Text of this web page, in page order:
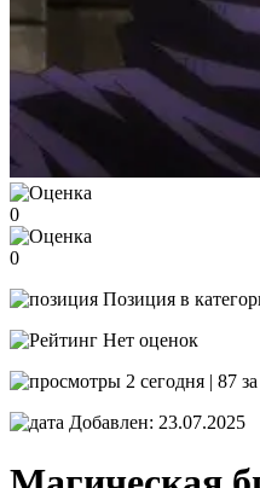
0
0
Позиция в
Нет оценок
2 сегодня | 87
Добавлен: 23.07.2025